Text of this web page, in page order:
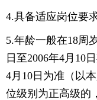
4.具备适应岗位要
5.年龄一般在18周
日至2006年4月10
4月10日为准（以
位级别为正高级的